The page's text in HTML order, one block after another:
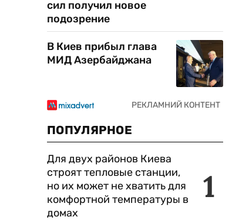
сил получил новое
подозрение
В Киев прибыл глава
МИД Азербайджана
ПОПУЛЯРНОЕ
1
Для двух районов Киева
строят тепловые станции,
но их может не хватить для
комфортной температуры в
домах